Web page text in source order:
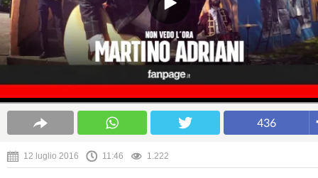
436
12 luglio 2016 11:46 1.222